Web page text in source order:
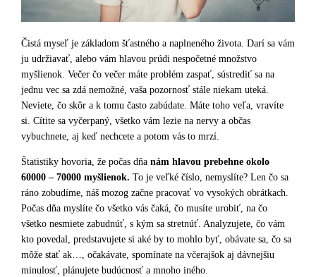
Čistá myseľ je základom šťastného a naplneného života. Darí sa vám
ju udržiavať, alebo vám hlavou prúdi nespočetné množstvo
myšlienok. Večer čo večer máte problém zaspať, sústrediť sa na
jednu vec sa zdá nemožné, vaša pozornosť stále niekam uteká.
Neviete, čo skôr a k tomu často zabúdate. Máte toho veľa, vravíte
si. Cítite sa vyčerpaný, všetko vám lezie na nervy a občas
vybuchnete, aj keď nechcete a potom vás to mrzí.
Štatistiky hovoria, že počas dňa nám hlavou prebehne okolo
60000 – 70000 myšlienok. To je veľké číslo, nemyslíte? Len čo sa
ráno zobudíme, náš mozog začne pracovať vo vysokých obrátkach.
Počas dňa myslíte čo všetko vás čaká, čo musíte urobiť, na čo
všetko nesmiete zabudnúť, s kým sa stretnúť. Analyzujete, čo vám
kto povedal, predstavujete si aké by to mohlo byť, obávate sa, čo sa
môže stať ak…, očakávate, spomínate na včerajšok aj dávnejšiu
minulosť, plánujete budúcnosť a mnoho iného.